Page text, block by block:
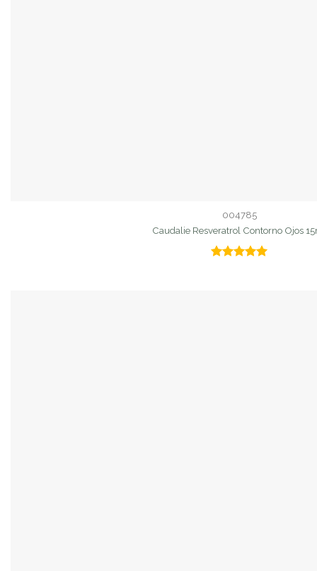
004785
Caudalie Resveratrol Contorno Ojos